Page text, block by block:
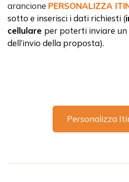
arancione PERSONALIZZA
sotto e inserisci i dati richiesti (
cellulare per poterti inviare
dell’invio della proposta).
Personalizza